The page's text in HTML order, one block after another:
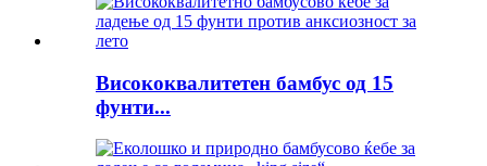
Висококвалитетен бамбус од 15
фунти...